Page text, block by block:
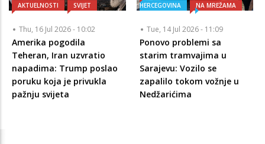
AKTUELNOSTI SVIJET
Thu, 16 Jul 2026 - 10:02
Amerika pogodila
Teheran, Iran uzvratio
napadima: Trump poslao
poruku koja je privukla
pažnju svijeta
HERCEGOVINA
NA MREŽAMA
Tue, 14 Jul 2026 - 11:09
Ponovo problemi sa
starim tramvajima u
Sarajevu: Vozilo se
zapalilo tokom vožnje u
Nedžarićima